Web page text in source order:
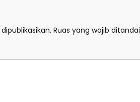
Ruas yang wajib ditandai